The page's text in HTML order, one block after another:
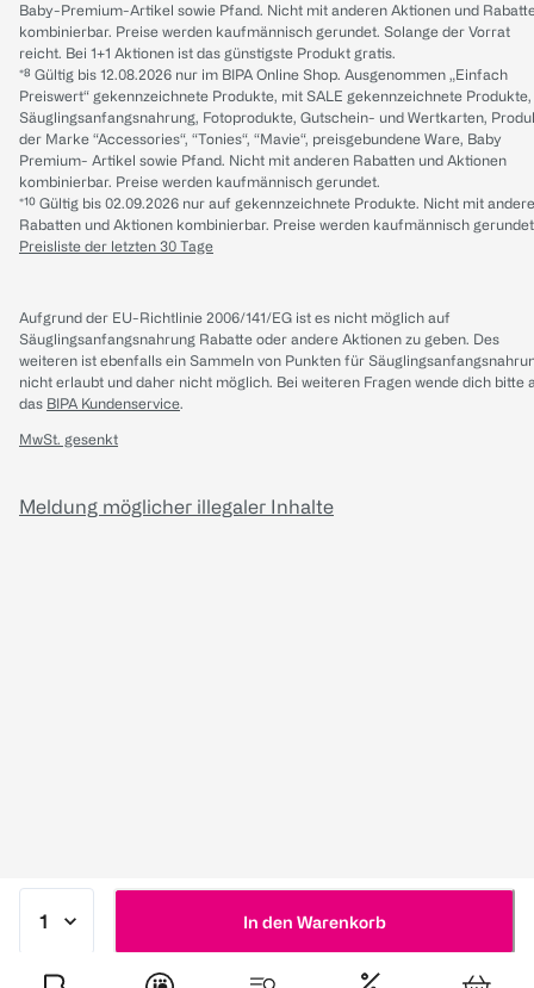
In den Warenkorb
Baby-Premium-Artikel sowie Pfand. Nicht mit anderen Aktionen und
kombinierbar. Preise werden kaufmännisch gerundet. Solange der Vorrat
reicht. Bei 1+1 Aktionen ist das günstigste Produkt gratis.
*⁸ Gültig bis 12.08.2026 nur im BIPA Online Shop. Ausgenommen „Einfach
Preiswert“ gekennzeichnete Produkte, mit SALE gekennzeichnete Produkte,
Säuglingsanfangsnahrung, Fotoprodukte, Gutschein- und Wertkarten,
der Marke “Accessories“, “Tonies“, “Mavie“, preisgebundene Ware, Baby
Premium- Artikel sowie Pfand. Nicht mit anderen Rabatten und Aktionen
kombinierbar. Preise werden kaufmännisch gerundet.
*¹⁰ Gültig bis 02.09.2026 nur auf gekennzeichnete Produkte. Nicht mit
Rabatten und Aktionen kombinierbar. Preise werden kaufmännisch
Preisliste der letzten 30 Tage
Aufgrund der EU-Richtlinie 2006/141/EG ist es nicht möglich auf
Säuglingsanfangsnahrung Rabatte oder andere Aktionen zu geben. Des
weiteren ist ebenfalls ein Sammeln von Punkten für
nicht erlaubt und daher nicht möglich. Bei weiteren Fragen wende dich bitte
das BIPA Kundenservice.
MwSt. gesenkt
Meldung möglicher illegaler Inhalte